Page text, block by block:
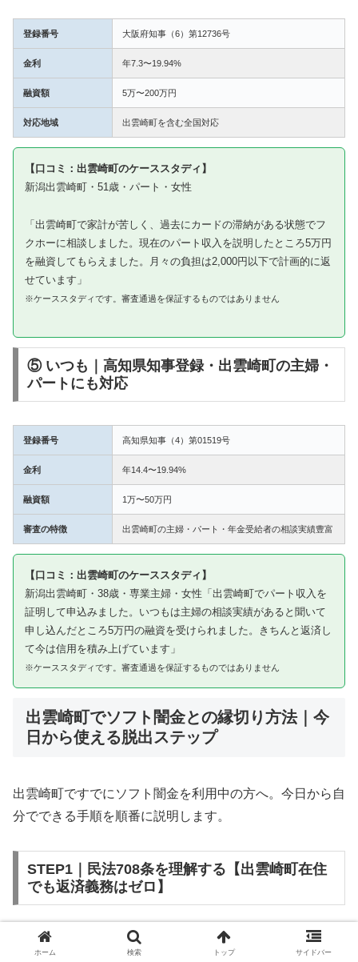
登録番号 大阪府知事（6）第12736号
金利 年7.3〜19.94%
融資額 5万〜200万円
対応地域 出雲崎町を含む全国対応
【口コミ：出雲崎町のケーススタディ】
新潟出雲崎町・51歳・パート・女性
「出雲崎町で家計が苦しく、過去にカードの滞納がある状態でフ
クホーに相談しました。現在のパート収入を説明したところ5万円
を融資してもらえました。月々の負担は2,000円以下で計画的に返
せています」
※ケーススタディです。審査通過を保証するものではありません
⑤ いつも｜高知県知事登録・出雲崎町の主婦・
パートにも対応
登録番号 高知県知事（4）第01519号
金利 年14.4〜19.94%
融資額 1万〜50万円
審査の特徴 出雲崎町の主婦・パート・年金受給者の相談実績豊富
【口コミ：出雲崎町のケーススタディ】
新潟出雲崎町・38歳・専業主婦・女性「出雲崎町でパート収入を
証明して申込みました。いつもは主婦の相談実績があると聞いて
申し込んだところ5万円の融資を受けられました。きちんと返済し
て今は信用を積み上げています」
※ケーススタディです。審査通過を保証するものではありません
出雲崎町でソフト闇金との縁切り方法｜今
日から使える脱出ステップ
出雲崎町ですでにソフト闇金を利用中の方へ。今日から自
分でできる手順を順番に説明します。
STEP1｜民法708条を理解する【出雲崎町在住
でも返済義務はゼロ】
ソフト闇金を含む闇金との金銭消費貸借契約は、公序良俗
ホーム 検索 トップ サイドバー